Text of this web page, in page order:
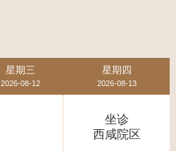
星期三
2026-08-12
星期四
2026-08-13
坐诊
西咸院区